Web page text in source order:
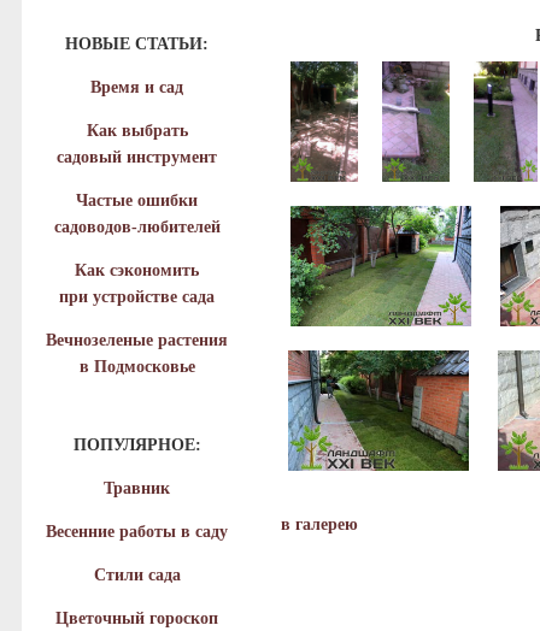
НОВЫЕ СТАТЬИ:
Время и сад
Как выбрать
садовый инструмент
Частые ошибки
садоводов-любителей
Как сэкономить
при устройстве сада
Вечнозеленые растения
в Подмосковье
ПОПУЛЯРНОЕ:
Травник
Весенние работы в саду
Стили сада
Цветочный гороскоп
в галерею